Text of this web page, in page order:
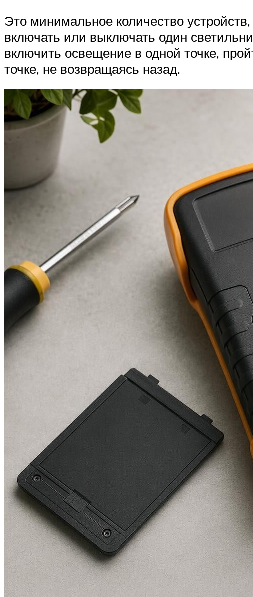
Это минимальное количество
включать или выключать один
включить освещение в одной точке,
точке, не возвращаясь назад.